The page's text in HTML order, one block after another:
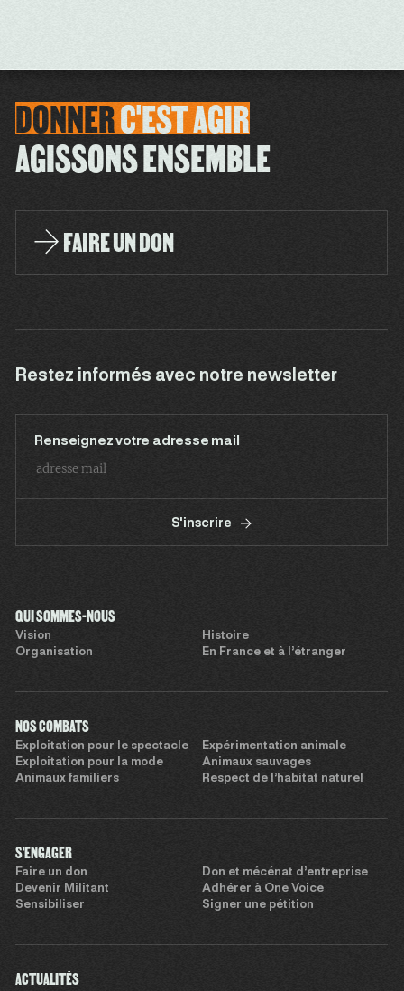
DONNERC'ESTAGIR
AGISSONS ENSEMBLE
FAIRE UN DON
Restez informés avec notre newsletter
Renseignez votre adresse mail
S'inscrire
QUI SOMMES-NOUS
Vision
Histoire
Organisation
En France et à l’étranger
NOS COMBATS
Exploitation pour le spectacle
Expérimentation animale
Exploitation pour la mode
Animaux sauvages
Animaux familiers
Respect de l’habitat naturel
S'ENGAGER
Faire un don
Don et mécénat d’entreprise
Devenir Militant
Adhérer à One Voice
Sensibiliser
Signer une pétition
ACTUALITÉS